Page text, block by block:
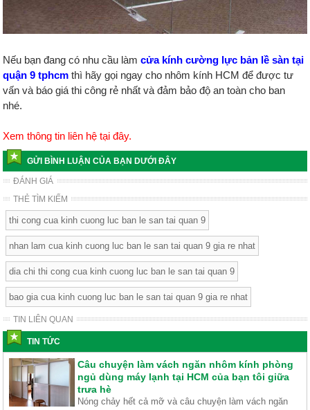
Nếu bạn đang có nhu cầu làmcửa kính cường lực bản lề sàn tại
quận 9 tphcm thì hãy gọi ngay cho nhôm kính HCM để được tư
vấn và báo giá thi công rẻ nhất và đảm bảo độ an toàn cho ban
nhé.
Xem thông tin liên hệ tại đây.
GỬI BÌNH LUẬN CỦA BẠN DƯỚI ĐÂY
ĐÁNH GIÁ
THẺ TÌM KIẾM
thi cong cua kinh cuong luc ban le san tai quan 9
nhan lam cua kinh cuong luc ban le san tai quan 9 gia re nhat
dia chi thi cong cua kinh cuong luc ban le san tai quan 9
bao gia cua kinh cuong luc ban le san tai quan 9 gia re nhat
TIN LIÊN QUAN
TIN TỨC
Câu chuyện làm vách ngăn nhôm kính phòng
ngủ dùng máy lạnh tại HCM của bạn tôi giữa
trưa hè
Nóng chảy hết cả mỡ và câu chuyện làm vách ngăn